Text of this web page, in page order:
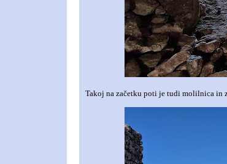
Takoj na začetku poti je tudi molilnica in